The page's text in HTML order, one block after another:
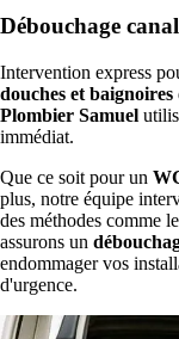
Débouchage
Intervention express
douches et baignoires
Plombier Samuel
immédiat.
Que ce soit pour un
plus, notre équipe
des méthodes comme
assurons un
endommager vos
d'urgence.